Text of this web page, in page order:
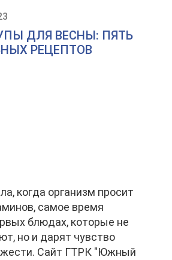
ДЛЯ ВЕСНЫ: ПЯТЬ
РЕЦЕПТОВ
когда организм просит
самое время
блюдах, которые не
но и дарят чувство
Сайт ГТРК "Южный